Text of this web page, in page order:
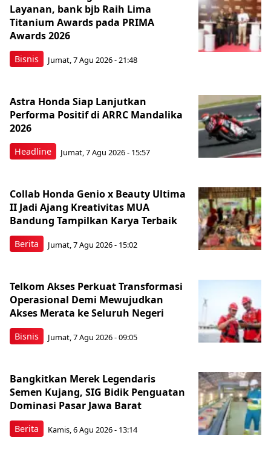
Bisnis
Layanan, bank bjb Raih Lima
Titanium Awards pada PRIMA
Awards 2026
Jumat, 7 Agu 2026 - 21:48
Headline
Astra Honda Siap Lanjutkan
Performa Positif di ARRC Mandalika
2026
Jumat, 7 Agu 2026 - 15:57
Berita
Collab Honda Genio x Beauty Ultima
II Jadi Ajang Kreativitas MUA
Bandung Tampilkan Karya Terbaik
Jumat, 7 Agu 2026 - 15:02
Bisnis
Telkom Akses Perkuat Transformasi
Operasional Demi Mewujudkan
Akses Merata ke Seluruh Negeri
Jumat, 7 Agu 2026 - 09:05
Berita
Bangkitkan Merek Legendaris
Semen Kujang, SIG Bidik Penguatan
Dominasi Pasar Jawa Barat
Kamis, 6 Agu 2026 - 13:14